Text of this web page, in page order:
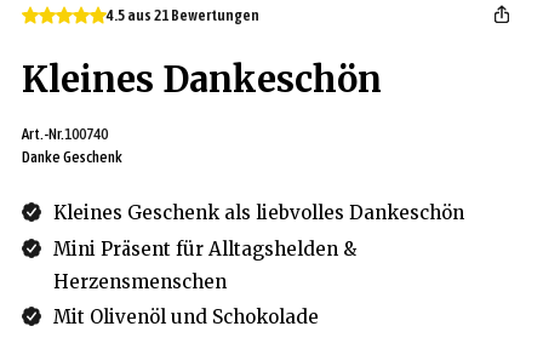
4.5 aus 21 Bewertungen
Kleines Dankeschön
Art.-Nr.100740
Danke Geschenk
Kleines Geschenk als liebvolles Dankeschön
Mini Präsent für Alltagshelden &
Herzensmenschen
Mit Olivenöl und Schokolade